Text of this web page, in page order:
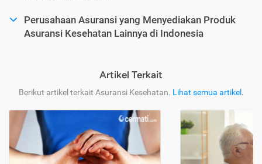
Perusahaan Asuransi yang Menyediakan Produk
Asuransi Kesehatan Lainnya di Indonesia
Artikel Terkait
Berikut artikel terkait Asuransi Kesehatan. Lihat semua artikel .